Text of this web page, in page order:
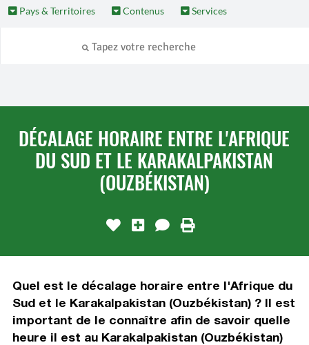
Pays & Territoires Contenus Services
DÉCALAGE HORAIRE ENTRE L'AFRIQUE
DU SUD ET LE KARAKALPAKISTAN
(OUZBÉKISTAN)
Quel est le décalage horaire entre l'Afrique du
Sud et le Karakalpakistan (Ouzbékistan) ? Il est
important de le connaître afin de savoir quelle
heure il est au Karakalpakistan (Ouzbékistan)